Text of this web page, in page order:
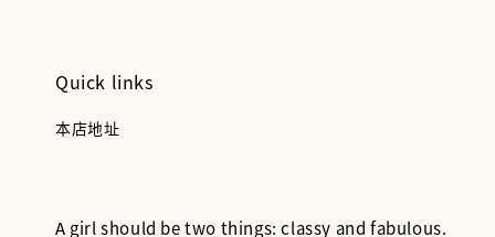
Quick links
本店地址
A girl should be two things: classy and fabulous.